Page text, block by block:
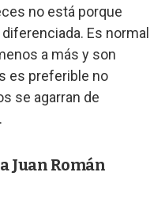
no está porque
Es normal
a más y son
es preferible no
se agarran de
Juan Román